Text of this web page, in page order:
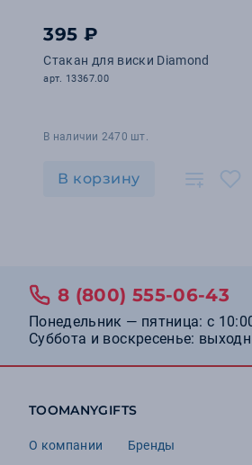
395 ₽
Стакан для виски Diamond
арт. 13367.00
В наличии 2470 шт.
В корзину
8 (800) 555-06-43
Понедельник — пятница: с
Суббота и воскресенье:
TOOMANYGIFTS
О компании Бренды